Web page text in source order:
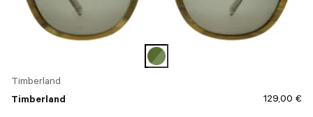
Timberland
Timberland
129,00 €